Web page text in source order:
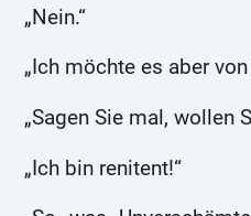
„Nein.“
„Ich möchte es aber
„Sagen Sie mal, wollen
„Ich bin renitent!“